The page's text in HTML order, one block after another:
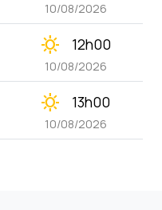
10/08/2026
clear_day 12h00
10/08/2026
clear_day 13h00
10/08/2026